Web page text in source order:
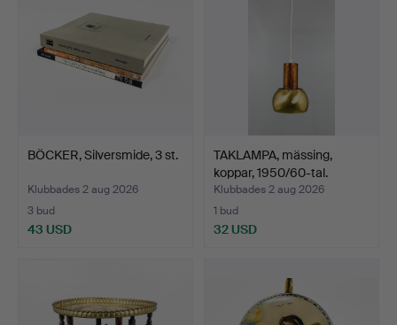
BÖCKER, Silversmide, 3 st.
Klubbades 2 aug 2026
3 bud
43 USD
TAKLAMPA, mässing,
koppar, 1950/60-tal.
Klubbades 2 aug 2026
1 bud
32 USD